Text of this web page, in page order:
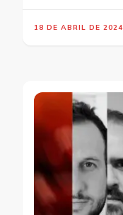
18 DE ABRIL DE 2024